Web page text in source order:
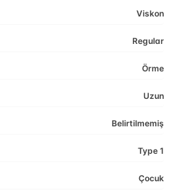
Viskon
Regular
Örme
Uzun
Belirtilmemiş
Type 1
Çocuk